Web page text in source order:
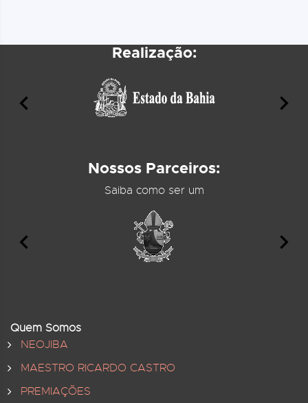
Realização:
Nossos Parceiros:
Saiba como ser um
Quem Somos
NEOJIBA
MAESTRO RICARDO CASTRO
PREMIAÇÕES